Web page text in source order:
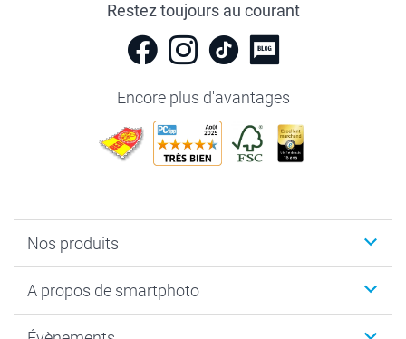
Restez toujours au courant
Encore plus d'avantages
Nos produits
Cadeaux photo
A propos de smartphoto